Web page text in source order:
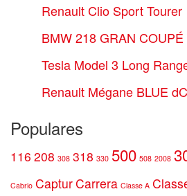
Renault Clio Sport Tourer
BMW 218 GRAN COUPÉ
Tesla Model 3 Long
Renault Mégane BLUE
Populares
116 208 308 318 330 500 508 2008
Cabrio CapturCarrera Classe A